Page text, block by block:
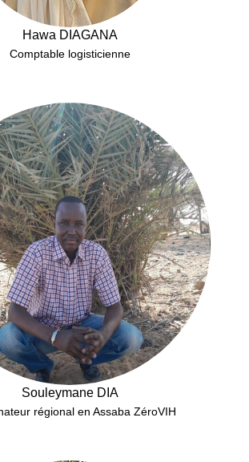
Hawa DIAGANA
Comptable logisticienne
Souleymane DIA
régional en Assaba ZéroVIH